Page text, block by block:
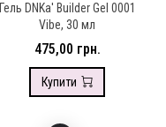
Гель DNKa' Builder Gel 0001
Vibe, 30 мл
475,00 грн.
Купити